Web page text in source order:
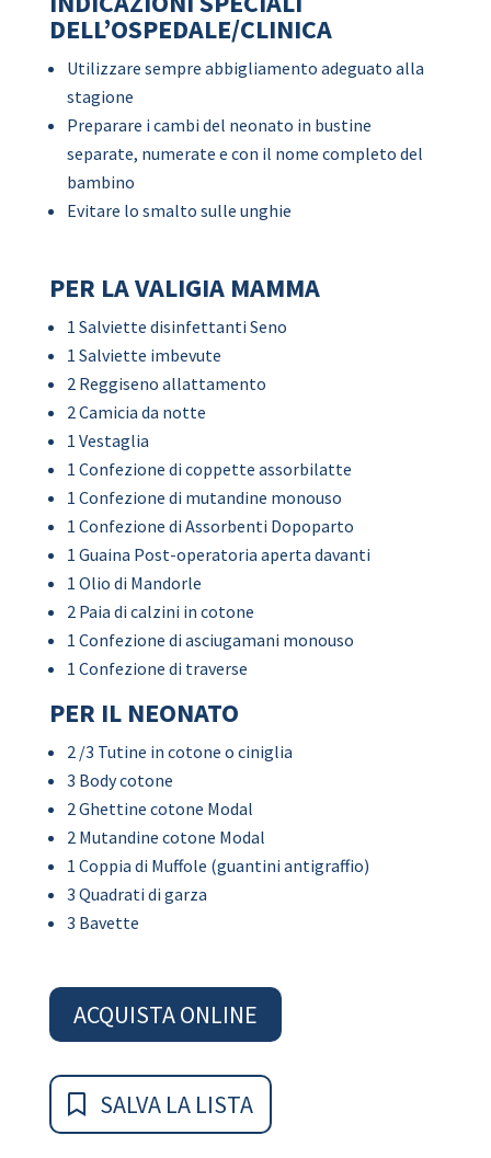
DELL’OSPEDALE/CLINICA
Utilizzare sempre abbigliamento adeguato alla
stagione
Preparare i cambi del neonato in bustine
separate, numerate e con il nome completo del
bambino
Evitare lo smalto sulle unghie
PER LA VALIGIA MAMMA
1 Salviette disinfettanti Seno
1 Salviette imbevute
2 Reggiseno allattamento
2 Camicia da notte
1 Vestaglia
1 Confezione di coppette assorbilatte
1 Confezione di mutandine monouso
1 Confezione di Assorbenti Dopoparto
1 Guaina Post-operatoria aperta davanti
1 Olio di Mandorle
2 Paia di calzini in cotone
1 Confezione di asciugamani monouso
1 Confezione di traverse
PER IL NEONATO
2 /3 Tutine in cotone o ciniglia
3 Body cotone
2 Ghettine cotone Modal
2 Mutandine cotone Modal
1 Coppia di Muffole (guantini antigraffio)
3 Quadrati di garza
3 Bavette
ACQUISTA ONLINE
SALVA LA LISTA